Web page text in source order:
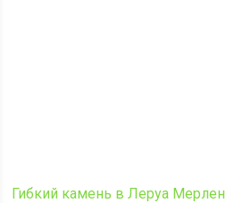
Гибкий камень в Леруа Мерлен